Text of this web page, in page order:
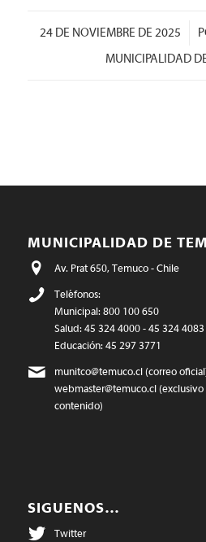
24 DE NOVIEMBRE DE 2025
/
MUNICIPALIDAD
MUNICIPALIDAD DE
Av. Prat 650, Temuco - Chile
Teléfonos:
Municipal: 800 100 650
Salud: 45 324 4000 - 45 324 4083
Educación: 45 297 3771
munitco@temuco.cl(correo
webmaster@temuco.cl(exclusivo
contenido)
SIGUENOS…
Twitter